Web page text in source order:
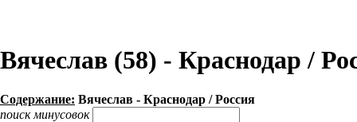
Вячеслав (58) - Краснодар /
Содержание: Вячеслав - Краснодар / Россия
поиск минусовок